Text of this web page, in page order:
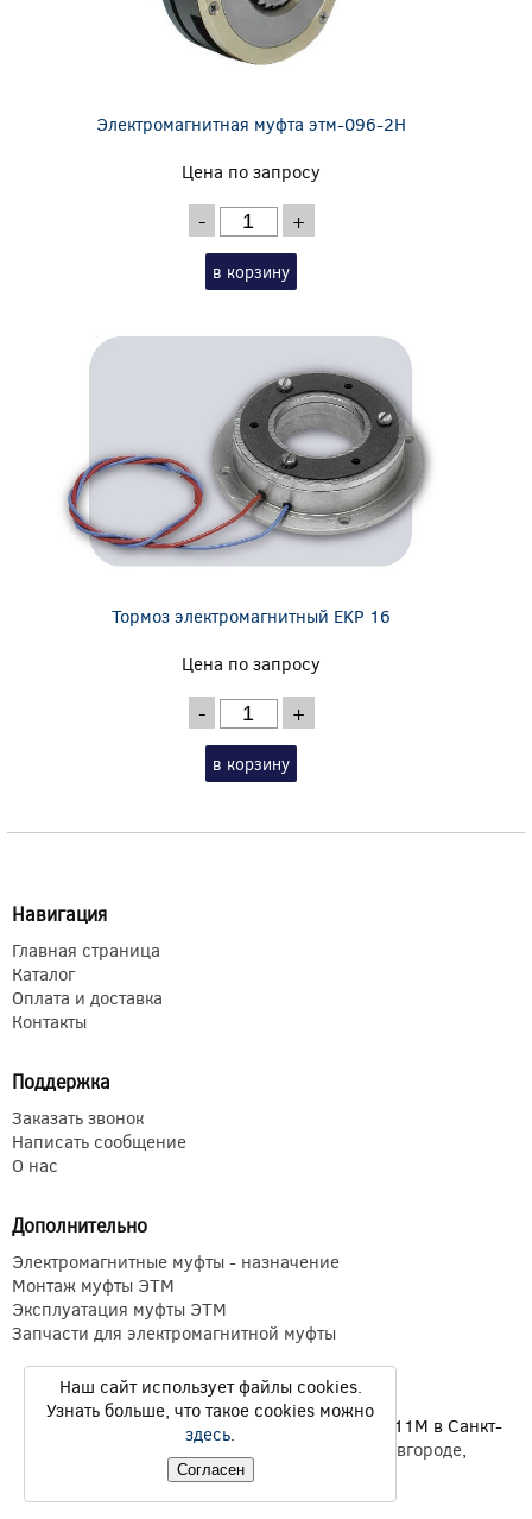
Электромагнитная муфта этм-096-2Н
Цена по запросу
- +
в корзину
Тормоз электромагнитный EKP 16
Цена по запросу
- +
в корзину
Навигация
Главная страница
Каталог
Оплата и доставка
Контакты
Поддержка
Заказать звонок
Написать сообщение
О нас
Дополнительно
Электромагнитные муфты - назначение
Монтаж муфты ЭТМ
Эксплуатация муфты ЭТМ
Запчасти для электромагнитной муфты
Электромагнитные муфты ЭТМ Э1ТМ ETM Э11М в Санкт-
Екатеринбурге Нижнем Новгороде,
Новосибирске
Наш сайт использует файлы cookies.
Узнать больше, что такое cookies можно
здесь.
Согласен